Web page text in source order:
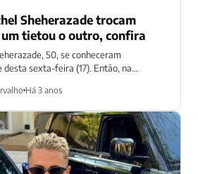
Sheherazade trocam
tietou o outro, confira
50, se conheceram
desta sexta-feira (17). Então, na
(18), o cantor...
Há 3 anos